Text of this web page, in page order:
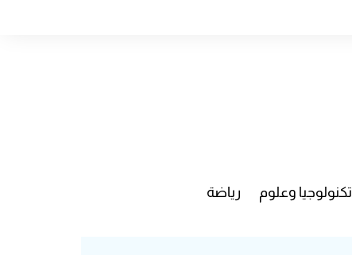
تكنولوجيا وعلوم رياضة